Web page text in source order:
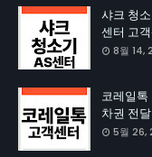
샤크 청
센터 고
8월 14,
코레일톡
차권 전
5월 26,